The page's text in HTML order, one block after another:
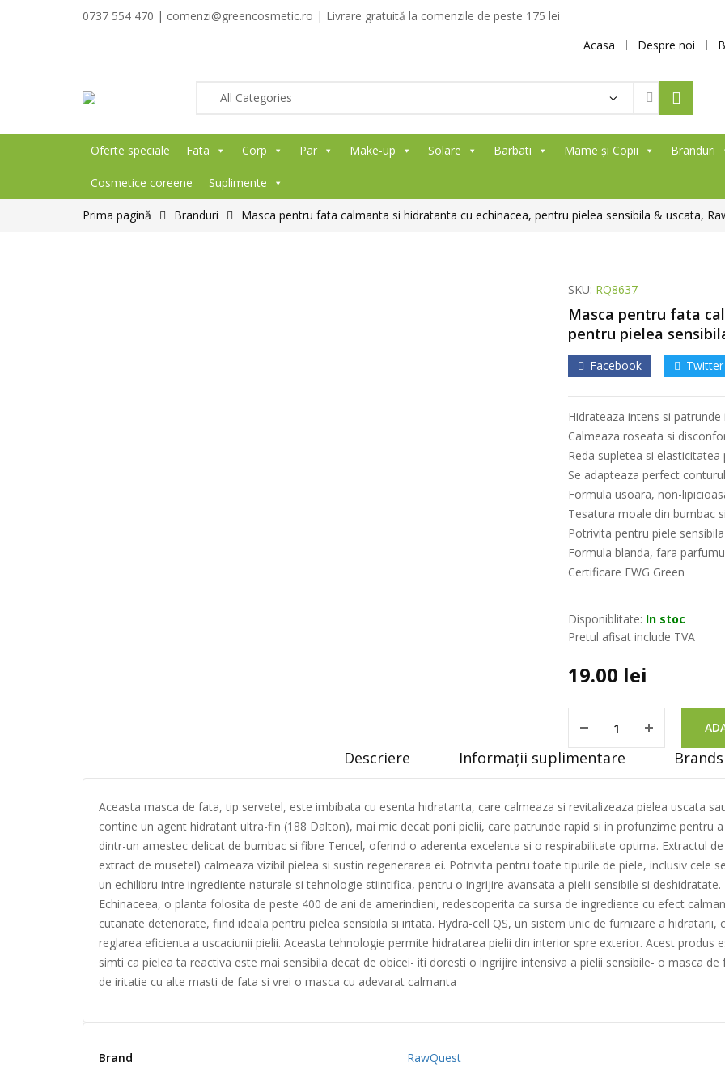
0737 554 470 | comenzi@greencosmetic.ro | Livrare gratuită la comenzile de peste 175 lei
Acasa
Despre noi
Oferte speciale Fata Corp Par Make-up Solare Barbati Mame și Copii Branduri
Cosmetice coreene Suplimente
Prima pagină Branduri Masca pentru fata calmanta si hidratanta cu echinacea, pentru pielea sensibila & uscata,
SKU: RQ8637
Masca pentru fata
pentru pielea
Facebook Twitter
Hidrateaza intens si
Calmeaza roseata si
Reda supletea si
Se adapteaza perfect
Formula usoara, non-
Tesatura moale din bumbac
Potrivita pentru piele sensibila
Formula blanda, fara
Certificare EWG Green
Disponiblitate: In stoc
Pretul afisat include TVA
19.00 lei
Descriere Informații suplimentare
Aceasta masca de fata, tip servetel, este imbibata cu esenta hidratanta, care calmeaza si revitalizeaza pielea uscata
contine un agent hidratant ultra-fin (188 Dalton), mai mic decat porii pielii, care patrunde rapid si in profunzime pentru
dintr-un amestec delicat de bumbac si fibre Tencel, oferind o aderenta excelenta si o respirabilitate optima. Extractul
extract de musetel) calmeaza vizibil pielea si sustin regenerarea ei. Potrivita pentru toate tipurile de piele, inclusiv cele
un echilibru intre ingrediente naturale si tehnologie stiintifica, pentru o ingrijire avansata a pielii sensibile si
Echinaceea, o planta folosita de peste 400 de ani de amerindieni, redescoperita ca sursa de ingrediente cu efect
cutanate deteriorate, fiind ideala pentru pielea sensibila si iritata. Hydra-cell QS, un sistem unic de furnizare a
reglarea eficienta a uscaciunii pielii. Aceasta tehnologie permite hidratarea pielii din interior spre exterior. Acest produs
simti ca pielea ta reactiva este mai sensibila decat de obicei- iti doresti o ingrijire intensiva a pielii sensibile- o masca
de iritatie cu alte masti de fata si vrei o masca cu adevarat calmanta
Brand RawQuest